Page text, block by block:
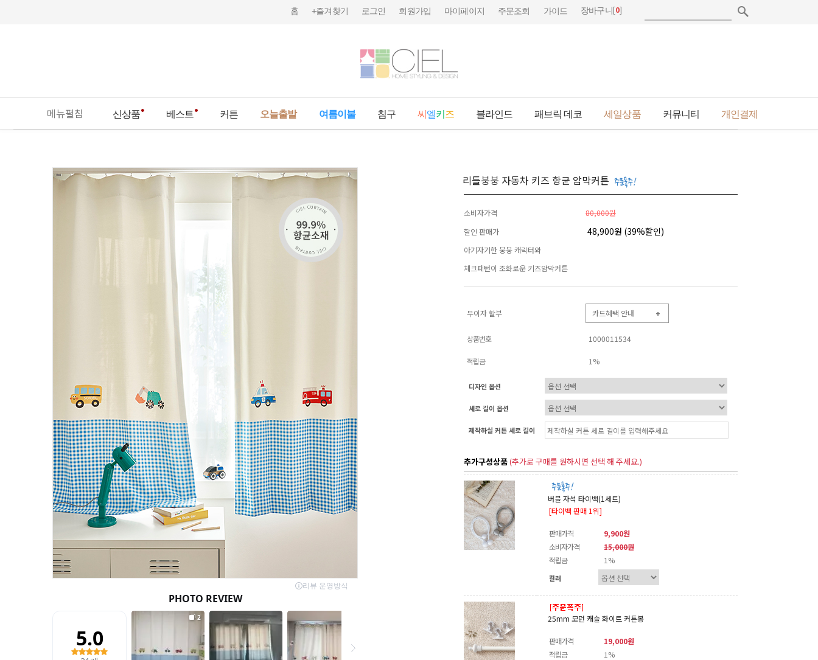
홈 +즐겨찾기 로그인 회원가입 마이페이지 주문조회 가이드 장바구니[0]
메뉴펼침 신상품 베스트 커튼 오늘출발 여름이불 침구 씨 엘키 즈 블라인드 패브릭 데코 세일상품 커뮤니티 개인결제
리틀붕붕 자동차 키즈 항균 암막커튼
소비자가격
80,000원
할인 판매가
48,900원 (39%할인)
아기자기한 붕붕 캐릭터와
체크패턴이 조화로운 키즈암막커튼
무이자 할부 카드혜택 안내 +
상품번호 1000011534
적립금 1%
디자인 옵션
세로 길이 옵션
제작하실 커튼 세로 길이
추가구성상품(추가로 구매를 원하시면 선택 해 주세요.)
버블 자석 타이백(1세트)
[타이백 판매 1위]
판매가격
9,900원
소비자가격
15,000원
적립금
1%
컬러
25mm 모던 캐슬 화이트 커튼봉
판매가격
19,000원
적립금
1%